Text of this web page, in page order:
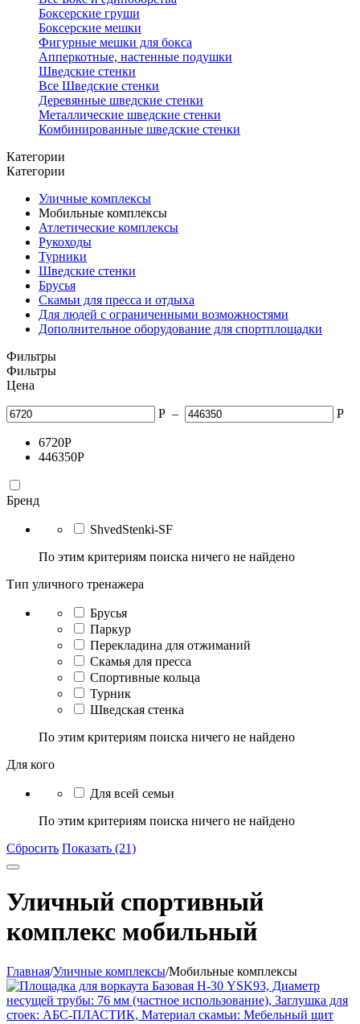
Боксерские груши
Боксерские мешки
Фигурные мешки для бокса
Апперкотные, настенные подушки
Шведские стенки
Все Шведские стенки
Деревянные шведские стенки
Металлические шведские стенки
Комбинированные шведские стенки
Категории
Категории
Уличные комплексы
Мобильные комплексы
Атлетические комплексы
Рукоходы
Турники
Шведские стенки
Брусья
Скамьи для пресса и отдыха
Для людей с ограниченными возможностями
Дополнительное оборудование для спортплощадки
Фильтры
Фильтры
Цена
Р – Р
6720Р
446350Р
Бренд
ShvedStenki-SF
По этим критериям поиска ничего не найдено
Тип уличного тренажера
Брусья
Паркур
Перекладина для отжиманий
Скамья для пресса
Спортивные кольца
Турник
Шведская стенка
По этим критериям поиска ничего не найдено
Для кого
Для всей семьи
По этим критериям поиска ничего не найдено
Сбросить Показать (21)
Уличный спортивный
комплекс мобильный
Главная/Уличные комплексы/Мобильные комплексы